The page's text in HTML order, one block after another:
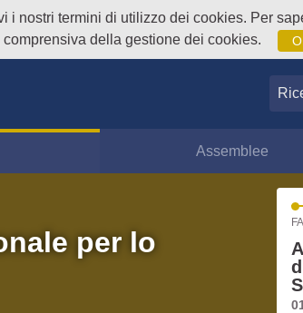
nostri termini di utilizzo dei cookies. Per
della gestione dei cookies.
Assemblee
per lo